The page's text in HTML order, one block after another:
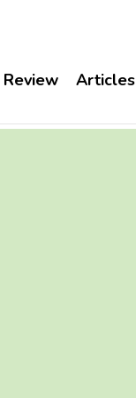
Review Articles